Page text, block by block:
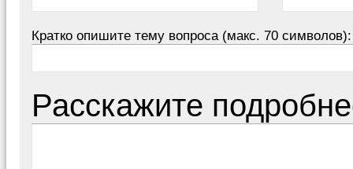
Кратко опишите тему вопроса (макс. 70 символов):
Расскажите